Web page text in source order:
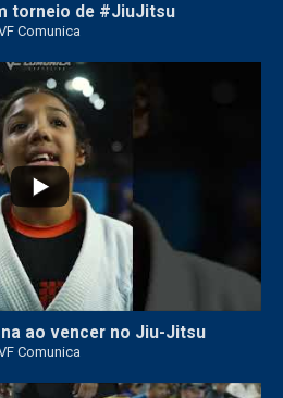
torneio de #JiuJitsu
Comunica
ao vencer no Jiu-Jitsu
Comunica